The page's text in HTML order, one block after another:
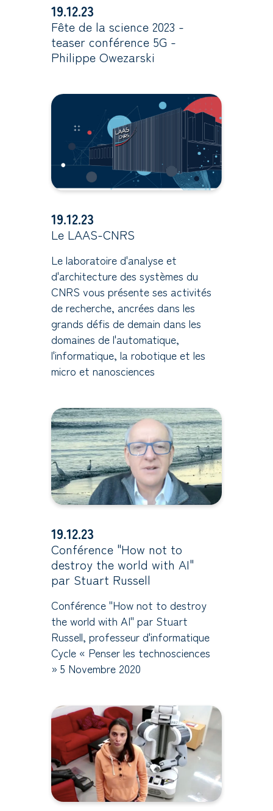
19.12.23
Fête de la science 2023 -
teaser conférence 5G -
Philippe Owezarski
19.12.23
Le LAAS-CNRS
Le laboratoire d'analyse et
d'architecture des systèmes du
CNRS vous présente ses activités
de recherche, ancrées dans les
grands défis de demain dans les
domaines de l'automatique,
l'informatique, la robotique et les
micro et nanosciences
19.12.23
Conférence "How not to
destroy the world with AI"
par Stuart Russell
Conférence "How not to destroy
the world with AI" par Stuart
Russell, professeur d'informatique
Cycle « Penser les technosciences
» 5 Novembre 2020